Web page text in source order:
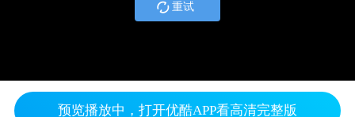
重试
预览播放中，打开优酷APP看高清完整版